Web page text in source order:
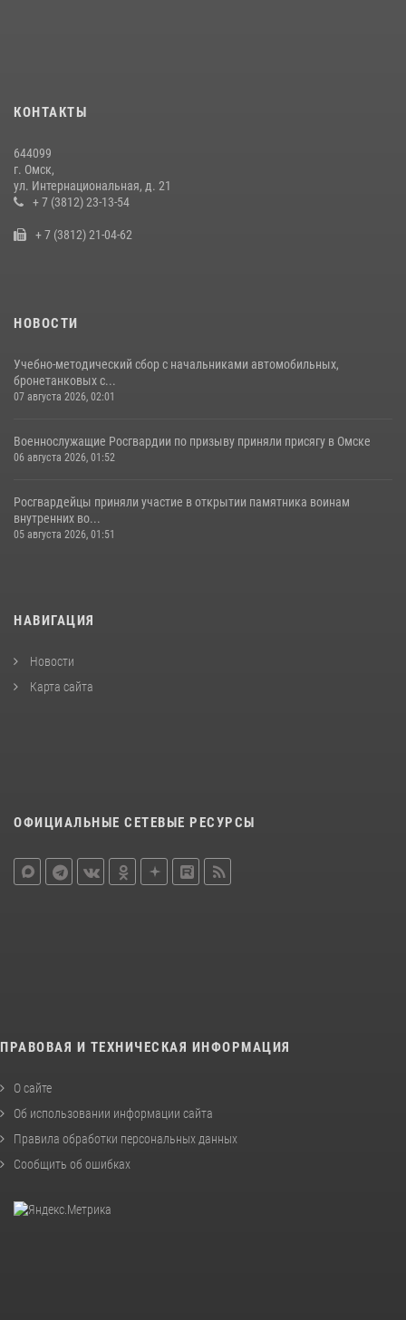
пилотирования БПЛА в Омске
Росгвардейцы приняли участие в крестном ходе в День крещения
Руси в Омске
КОНТАКТЫ
644099
г. Омск,
ул. Интернациональная, д. 21
+ 7 (3812) 23-13-54
+ 7 (3812) 21-04-62
НОВОСТИ
Учебно-методический сбор с начальниками автомобильных,
бронетанковых с...
07 августа 2026, 02:01
Военнослужащие Росгвардии по призыву приняли присягу в Омске
06 августа 2026, 01:52
Росгвардейцы приняли участие в открытии памятника воинам
внутренних во...
05 августа 2026, 01:51
НАВИГАЦИЯ
Новости
Карта сайта
ОФИЦИАЛЬНЫЕ СЕТЕВЫЕ РЕСУРСЫ
ПРАВОВАЯ И ТЕХНИЧЕСКАЯ ИНФОРМАЦИЯ
О сайте
Об использовании информации сайта
Правила обработки персональных данных
Сообщить об ошибках